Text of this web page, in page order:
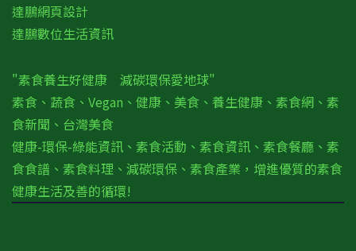
達鵬網頁設計
達鵬數位生活資訊
"素食養生好健康 減碳環保愛地球"
素食、蔬食、Vegan、健康、美食、養生健康、素食網、素
食新聞、台灣美食
健康-環保-綠能資訊、素食活動、素食資訊、素食餐廳、素
食食譜、素食料理、減碳環保、素食產業，增進優質的素食
健康生活及善的循環!